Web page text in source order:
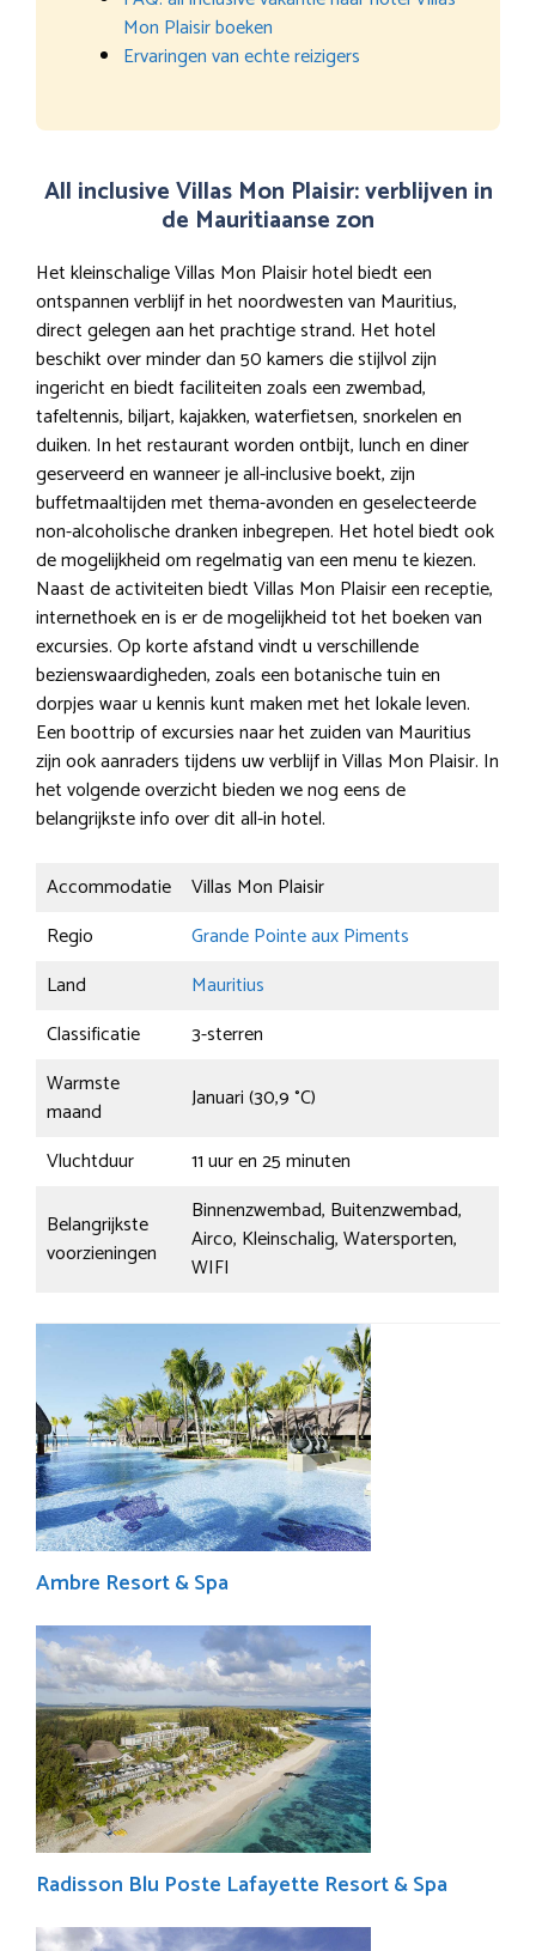
Mon Plaisir boeken
Ervaringen van echte reizigers
All inclusive Villas Mon Plaisir: verblijven in
de Mauritiaanse zon
Het kleinschalige Villas Mon Plaisir hotel biedt een
ontspannen verblijf in het noordwesten van Mauritius,
direct gelegen aan het prachtige strand. Het hotel
beschikt over minder dan 50 kamers die stijlvol zijn
ingericht en biedt faciliteiten zoals een zwembad,
tafeltennis, biljart, kajakken, waterfietsen, snorkelen en
duiken. In het restaurant worden ontbijt, lunch en diner
geserveerd en wanneer je all-inclusive boekt, zijn
buffetmaaltijden met thema-avonden en geselecteerde
non-alcoholische dranken inbegrepen. Het hotel biedt ook
de mogelijkheid om regelmatig van een menu te kiezen.
Naast de activiteiten biedt Villas Mon Plaisir een receptie,
internethoek en is er de mogelijkheid tot het boeken van
excursies. Op korte afstand vindt u verschillende
bezienswaardigheden, zoals een botanische tuin en
dorpjes waar u kennis kunt maken met het lokale leven.
Een boottrip of excursies naar het zuiden van Mauritius
zijn ook aanraders tijdens uw verblijf in Villas Mon Plaisir. In
het volgende overzicht bieden we nog eens de
belangrijkste info over dit all-in hotel.
Accommodatie
Villas Mon Plaisir
Regio
Grande Pointe aux Piments
Land
Mauritius
Classificatie
3-sterren
Warmste
maand
Januari (30,9 °C)
Vluchtduur
11 uur en 25 minuten
Belangrijkste
voorzieningen
Binnenzwembad, Buitenzwembad,
Airco, Kleinschalig, Watersporten,
WIFI
Ambre Resort & Spa
Radisson Blu Poste Lafayette Resort & Spa